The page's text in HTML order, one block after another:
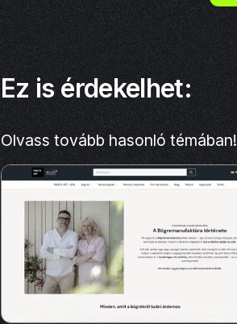
Ez is érdekelhet:
Olvass tovább hasonló témában!